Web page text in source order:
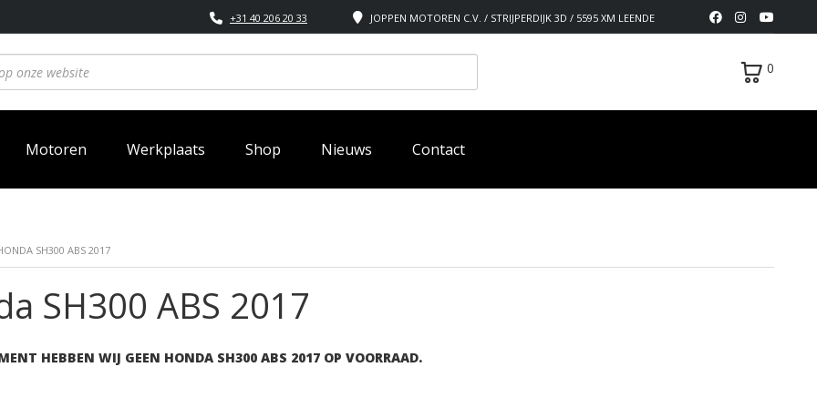
JOPPEN MOTOREN C.V. / STRIJPERDIJK 3D / 5595 XM LEENDE
+31 40 206 20 33
0
Motoren Werkplaats Shop Nieuws Contact
SH300 ABS 2017
SH300 ABS 2017
HEBBEN WIJ GEEN HONDA SH300 ABS 2017 OP VOORRAAD.